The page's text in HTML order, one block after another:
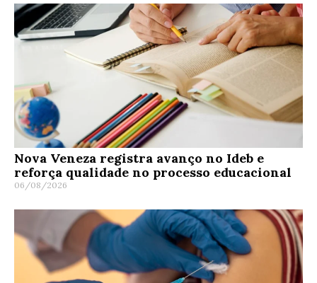
Nova Veneza registra avanço no Ideb e
reforça qualidade no processo educacional
06/08/2026